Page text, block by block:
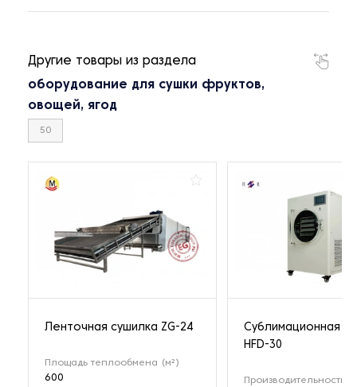
Другие товары из раздела
оборудование для сушки фруктов,
овощей, ягод
50
Ленточная сушилка ZG-24
Площадь теплообмена (м²)
600
Сублимационная
HFD-30
Производительность